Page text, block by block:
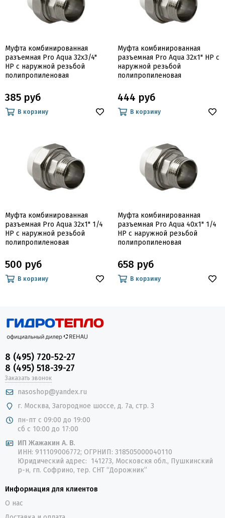
Муфта комбинированная
разъемная Pro Aqua 32х3/4"
НР с наружной резьбой
полипропиленовая
385 руб
В корзину
Муфта комбинированная
разъемная Pro Aqua 32х1" НР с
наружной резьбой
полипропиленовая
444 руб
В корзину
Муфта комбинированная
разъемная Pro Aqua 32х1" 1/4
НР с наружной резьбой
полипропиленовая
500 руб
В корзину
Муфта комбинированная
разъемная Pro Aqua 40х1" 1/4
НР с наружной резьбой
полипропиленовая
658 руб
В корзину
8 (495) 720-52-27
8 (495) 518-39-27
Заказать звонок
nasoshop@yandex.ru
г. Москва, Загородное шоссе, д. 7а, стр. 3
пн-пт с 09:00 до 19:00
сб с 10:00 до 17:00
ИП Жажакин А. В.
ИНН: 911109006772; ОГРНИП: 318505000040110
Юридический адрес: 141273, Московскя обл., Пушкинский
р-н, гп. Софрино, тер. СНТ “Дорожник”
Информация для клиентов
О нас